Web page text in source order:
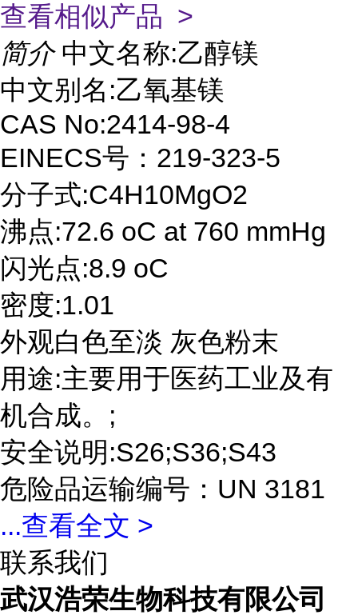
查看相似产品 >
简介 中文名称:乙醇镁
中文别名:乙氧基镁
CAS No:2414-98-4
EINECS号：219-323-5
分子式:C4H10MgO2
沸点:72.6 oC at 760 mmHg
闪光点:8.9 oC
密度:1.01
外观白色至淡 灰色粉末
用途:主要用于医药工业及有
机合成。;
安全说明:S26;S36;S43
危险品运输编号：UN 3181
...查看全文 >
联系我们
武汉浩荣生物科技有限公司